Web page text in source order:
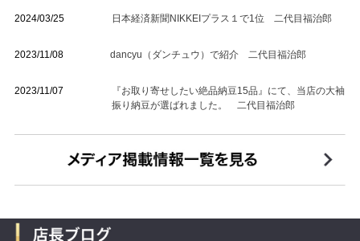
2024/03/25 日本経済新聞NIKKEIプラス１で1位 二代目福治郎
2023/11/08 dancyu（ダンチュウ）で紹介 二代目福治郎
2023/11/07
『お取り寄せしたい絶品納豆15品』にて、当店の大袖
振り納豆が選ばれました。 二代目福治郎